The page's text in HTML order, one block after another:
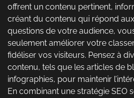
offrent un contenu pertinent,
créant du contenu qui répond
questions de votre audience,
seulement améliorer votre
fidéliser vos visiteurs. Pensez à
contenu, tels que les articles de
infographies, pour maintenir
En combinant une stratégie SEO